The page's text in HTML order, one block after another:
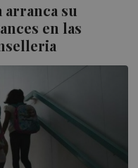
arranca su
en las